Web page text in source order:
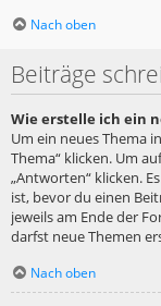
Nach oben
Beiträge
Wie erstelle ich ein
Um ein neues Thema
Thema“ klicken. Um
„Antworten“ klicken.
ist, bevor du einen
jeweils am Ende der
darfst neue Themen
Nach oben